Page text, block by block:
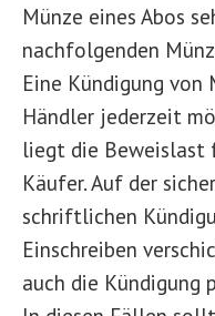
Münze eines Abos
nachfolgenden
Eine Kündigung von
Händler jederzeit
liegt die Beweislast
Käufer. Auf der
schriftlichen
Einschreiben
auch die Kündigung